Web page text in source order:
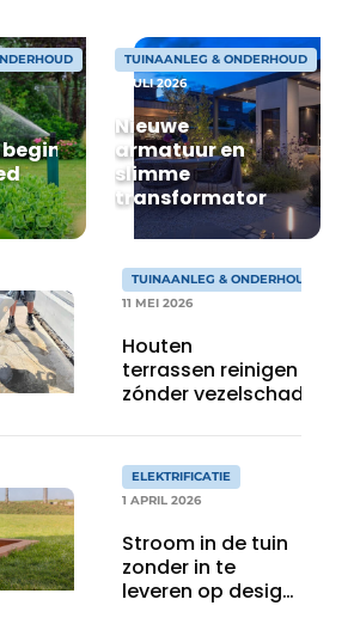
TUINAANLEG & ONDERHOUD
8 JULI 2026
Nieuwe
armatuur en
slimme
transformator
TUINAANLEG & ONDERHOUD
11 MEI 2026
Houten
terrassen reinigen
zónder vezelschade
ELEKTRIFICATIE
1 APRIL 2026
Stroom in de tuin
zonder in te
leveren op design: